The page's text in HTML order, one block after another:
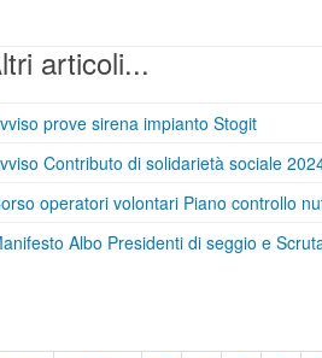
articoli...
prove sirena impianto Stogit
Contributo di solidarietà sociale
operatori volontari Piano controllo
Albo Presidenti di seggio e